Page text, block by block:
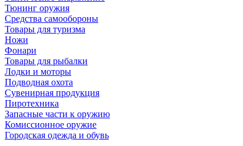
Тюнинг оружия
Средства самообороны
Товары для туризма
Ножи
Фонари
Товары для рыбалки
Лодки и моторы
Подводная охота
Сувенирная продукция
Пиротехника
Запасные части к оружию
Комиссионное оружие
Городская одежда и обувь